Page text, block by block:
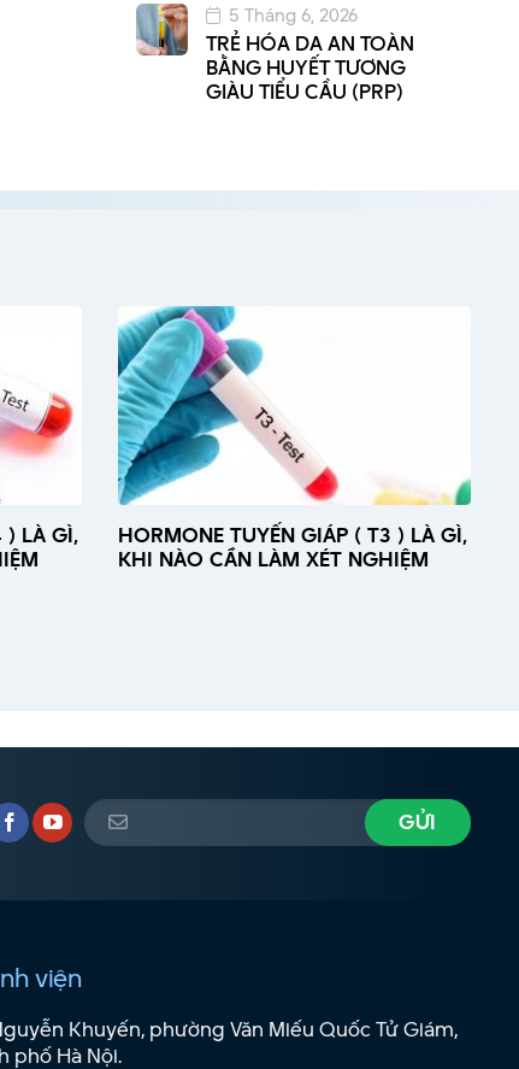
TRẺ HÓA DA AN TOÀN
BẰNG HUYẾT TƯƠNG
GIÀU TIỂU CẦU (PRP)
5 Tháng 6, 2026
) LÀ GÌ,
HORMONE TUYẾN GIÁP ( T3 ) LÀ GÌ,
KHI NÀO CẦN LÀM XÉT NGHIỆM
viện
Khuyến, phường Văn Miếu Quốc Tử Giám,
phố Hà Nội.